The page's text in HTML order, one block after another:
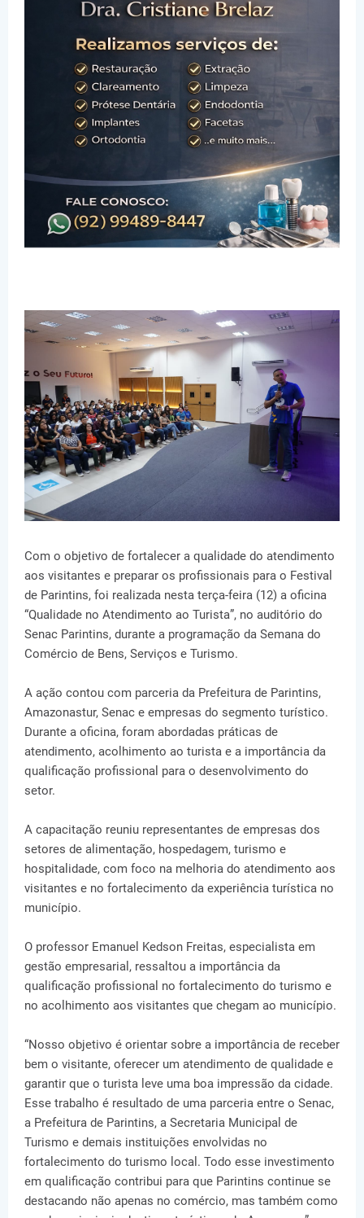
Com o objetivo de fortalecer a qualidade do atendimento
aos visitantes e preparar os profissionais para o Festival
de Parintins, foi realizada nesta terça-feira (12) a oficina
“Qualidade no Atendimento ao Turista”, no auditório do
Senac Parintins, durante a programação da Semana do
Comércio de Bens, Serviços e Turismo.
A ação contou com parceria da Prefeitura de Parintins,
Amazonastur, Senac e empresas do segmento turístico.
Durante a oficina, foram abordadas práticas de
atendimento, acolhimento ao turista e a importância da
qualificação profissional para o desenvolvimento do
setor.
A capacitação reuniu representantes de empresas dos
setores de alimentação, hospedagem, turismo e
hospitalidade, com foco na melhoria do atendimento aos
visitantes e no fortalecimento da experiência turística no
município.
O professor Emanuel Kedson Freitas, especialista em
gestão empresarial, ressaltou a importância da
qualificação profissional no fortalecimento do turismo e
no acolhimento aos visitantes que chegam ao município.
“Nosso objetivo é orientar sobre a importância de receber
bem o visitante, oferecer um atendimento de qualidade e
garantir que o turista leve uma boa impressão da cidade.
Esse trabalho é resultado de uma parceria entre o Senac,
a Prefeitura de Parintins, a Secretaria Municipal de
Turismo e demais instituições envolvidas no
fortalecimento do turismo local. Todo esse investimento
em qualificação contribui para que Parintins continue se
destacando não apenas no comércio, mas também como